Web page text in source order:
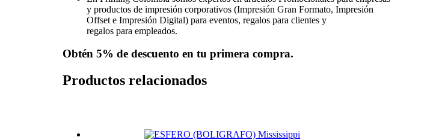
y productos de impresión corporativos (Impresión Gran Formato, Impresión
Offset e Impresión Digital) para eventos, regalos para clientes y
regalos para empleados.
Obtén 5% de descuento en tu primera compra.
Productos relacionados